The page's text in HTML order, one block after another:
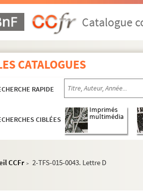
Catalogue
CATALOGUES
RAPIDE
CIBLÉES
Imprimés
multimédia
CCFr > 2-TFS-015-0043. Lettre D